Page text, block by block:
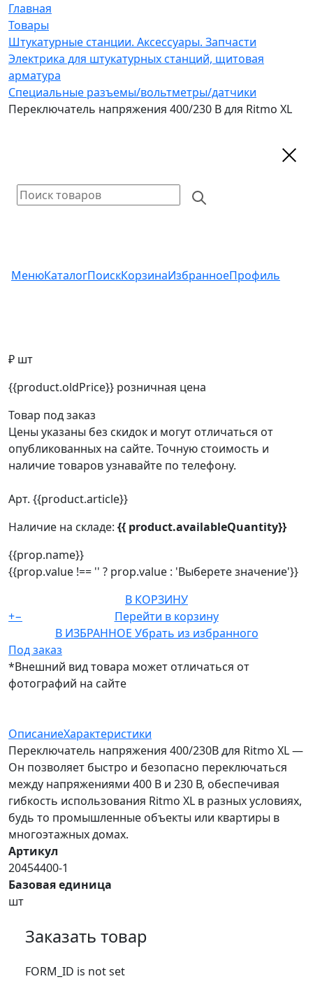
Главная
Товары
Штукатурные станции. Аксессуары. Запчасти
Электрика для штукатурных станций, щитовая
арматура
Специальные разъемы/вольтметры/датчики
Переключатель напряжения 400/230 B для Ritmo XL
МенюКаталогПоискКорзинаИзбранноеПрофиль
₽ шт
{{product.oldPrice}} розничная цена
Товар под заказ
Цены указаны без скидок и могут отличаться от
опубликованных на сайте. Точную стоимость и
наличие товаров узнавайте по телефону.
Арт. {{product.article}}
Наличие на складе: {{ product.availableQuantity}}
{{prop.name}}
{{prop.value !== '' ? prop.value : 'Выберете значение'}}
В КОРЗИНУ
+−
Перейти в корзину
В ИЗБРАННОЕ Убрать из избранного
Под заказ
*Внешний вид товара может отличаться от
фотографий на сайте
ОписаниеХарактеристики
Переключатель напряжения 400/230В для Ritmo XL —
Он позволяет быстро и безопасно переключаться
между напряжениями 400 В и 230 В, обеспечивая
гибкость использования Ritmo XL в разных условиях,
будь то промышленные объекты или квартиры в
многоэтажных домах.
Артикул
20454400-1
Базовая единица
шт
Заказать товар
FORM_ID is not set